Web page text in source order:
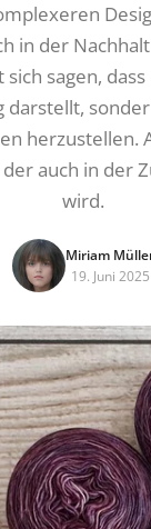
in der
sagen,
herzustellen.
auch in der
wird.
Miriam
19. Juni 2025